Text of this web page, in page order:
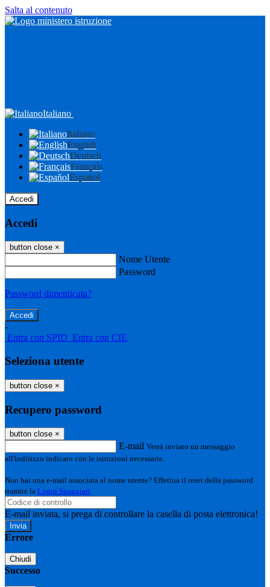
Salta al contenuto
Italiano
Italiano
English
Deutsch
Français
Español
Accedi
Accedi
button close ×
Nome Utente
Password
Password dimenticata?
-
Entra con SPID Entra con CIE
Seleziona utente
button close ×
Recupero password
button close ×
E-mail Verrà inviato un messaggio
all'indirizzo indicato con le istruzioni necessarie.
Non hai una e-mail associata al nome utente? Effettua il reset della password
tramite la Login Spaggiari
E-mail inviata, si prega di controllare la casella di posta elettronica!
Errore
Chiudi
Successo